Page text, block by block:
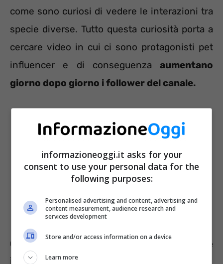
come sono curiosi di vedere le interazioni tra
specie diverse. Tutto questa curiosità porta a
cercare video in cui ci sono protagonisti pet
influencer e di conseguenza aumentano
giorno dopo giorno i follower del canale.
Guadagni di 30 mila euro con il cane
influencer
informazioneoggi.it asks for your
consent to use your personal data for the
following purposes:
Personalised advertising and content, advertising and
content measurement, audience research and
services development
Store and/or access information on a device
Learn more